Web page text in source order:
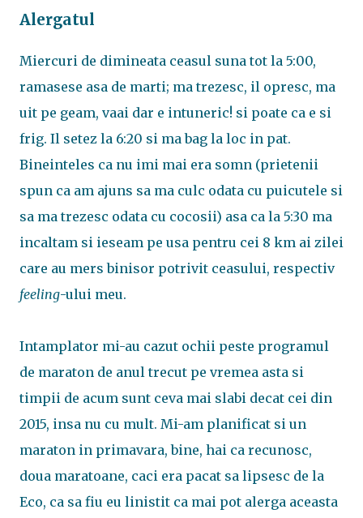
Alergatul
Miercuri de dimineata ceasul suna tot la 5:00,
ramasese asa de marti; ma trezesc, il opresc, ma
uit pe geam, vaai dar e intuneric! si poate ca e si
frig. Il setez la 6:20 si ma bag la loc in pat.
Bineinteles ca nu imi mai era somn (prietenii
spun ca am ajuns sa ma culc odata cu puicutele si
sa ma trezesc odata cu cocosii) asa ca la 5:30 ma
incaltam si ieseam pe usa pentru cei 8 km ai zilei
care au mers binisor potrivit ceasului, respectiv
feeling-ului meu.
Intamplator mi-au cazut ochii peste programul
de maraton de anul trecut pe vremea asta si
timpii de acum sunt ceva mai slabi decat cei din
2015, insa nu cu mult. Mi-am planificat si un
maraton in primavara, bine, hai ca recunosc,
doua maratoane, caci era pacat sa lipsesc de la
Eco, ca sa fiu eu linistit ca mai pot alerga aceasta